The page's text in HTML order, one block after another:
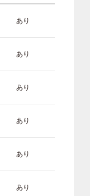
あり
あり
あり
あり
あり
あり